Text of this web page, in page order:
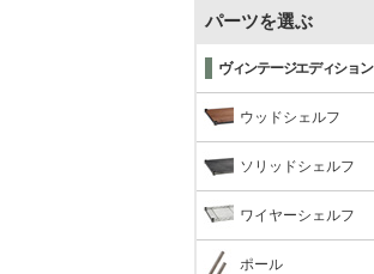
パーツを選ぶ
ヴィンテージエディション
ウッドシェルフ
ソリッドシェルフ
ワイヤーシェルフ
ポール